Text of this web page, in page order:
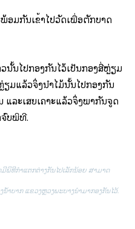
ອມກັນເຂົ້າໄປວັດເພື່ອຕັກບາດ
ນໄປກອງກັນໄວ້ເປັນກອງສີ່ຫຼ່ຽມ
ຽມແລ້ວຈຶ່ງນໍາໄມ້ນັ້ນໄປກອງກັນ
ລະເສຍເຄາະແລ້ວຈຶ່ງພາກັນຈູດ
ບພິທີ.
ພິທີກຳແຕກຕ່າງກັນໄປເລັກນ້ອຍ ສາມາດ
ຳບາກ ແຂວງຫຼວງພະບາງນໍາມາກອງກັນໄວ້.